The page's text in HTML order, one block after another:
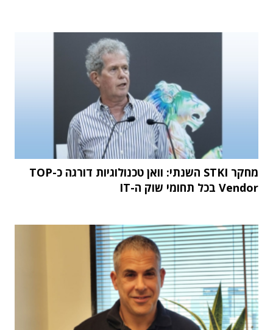
מחקר STKI השנתי: וואן טכנולוגיות דורגה כ-TOP
Vendor בכל תחומי שוק ה-IT